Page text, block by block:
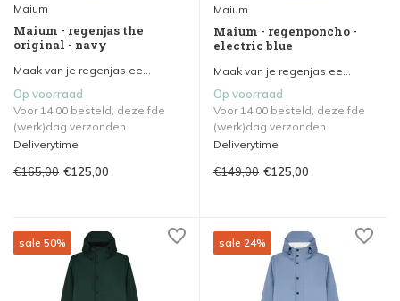
Maium
Maium - regenjas the
original - navy
Maak van je regenjas ee...
Op voorraad
Voor 14.00 besteld, dezelfde
(werk)dag verzonden.
Deliverytime
€165,00 €125,00
Maium
Maium - regenponcho -
electric blue
Maak van je regenjas ee...
Op voorraad
Voor 14.00 besteld, dezelfde
(werk)dag verzonden.
Deliverytime
€149,00 €125,00
sale 50% sale 24%